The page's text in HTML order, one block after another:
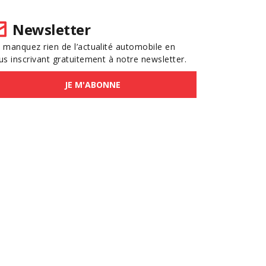
Newsletter
manquez rien de l’actualité automobile en
inscrivant gratuitement à notre newsletter.
JE M'ABONNE